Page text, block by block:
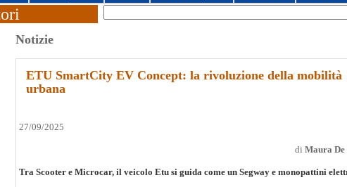
Notizie
ETU SmartCity EV Concept: la rivoluzione della mobilità
urbana
27/09/2025
di Maura De
Tra Scooter e Microcar, il veicolo Etu si guida come un Segway e monopattini